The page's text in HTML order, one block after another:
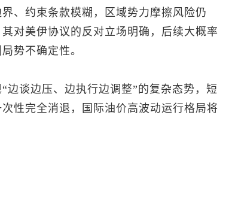
、约束条款模糊，区域势力摩擦风险仍
对美伊协议的反对立场明确，后续大概率
势不确定性。
边谈边压、边执行边调整”的复杂态势，短
性完全消退，国际油价高波动运行格局将